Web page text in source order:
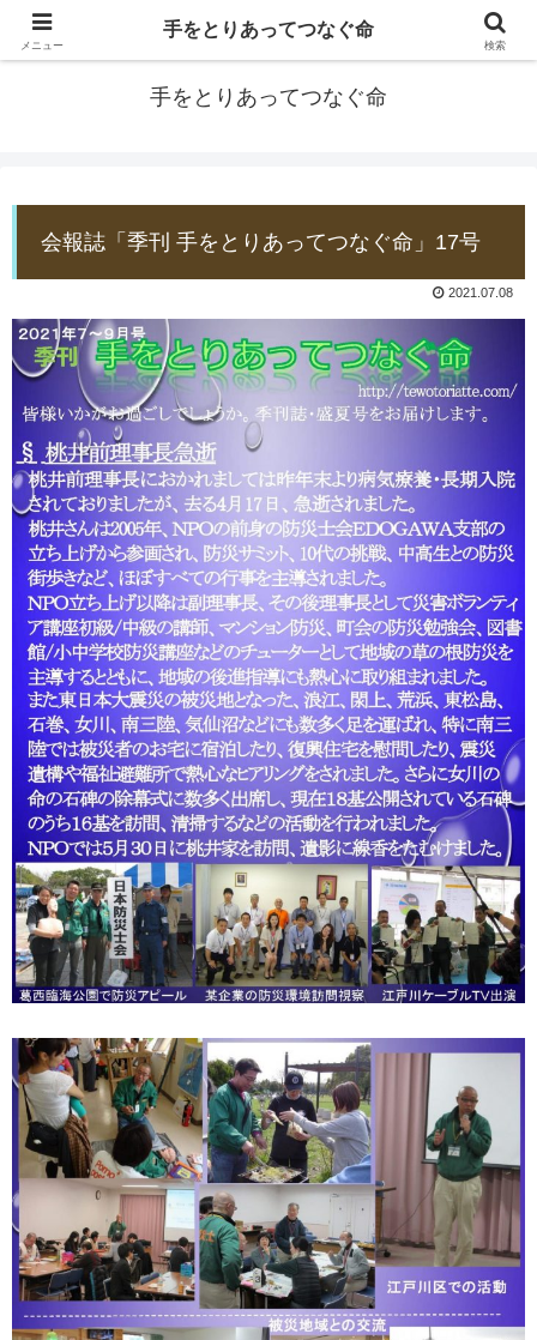
防災士EDOGAWA
手をとりあってつなぐ命
会報誌「季刊 手をとりあってつなぐ命」17号
2021.07.08
メニュー
手をとりあってつなぐ命
検索